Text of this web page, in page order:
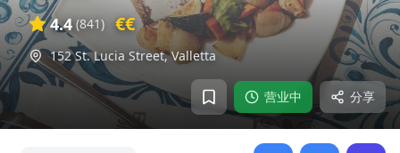
营业中 分享
4.4 (841) €€
152 St. Lucia Street,Valletta